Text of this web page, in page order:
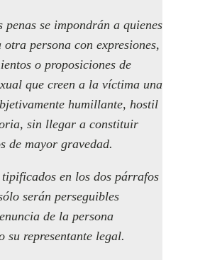
penas se impondrán a quienes
persona con expresiones,
o proposiciones de
que creen a la víctima una
humillante, hostil
sin llegar a constituir
de mayor gravedad.
en los dos párrafos
serán perseguibles
de la persona
su representante legal.